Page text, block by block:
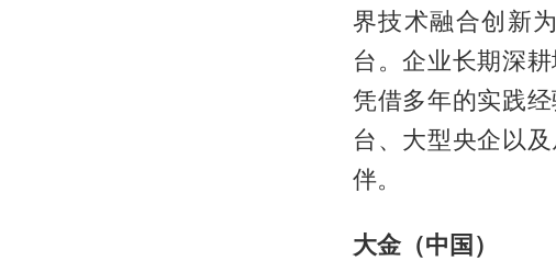
界技术融合创新
台。企业长期深
凭借多年的实践
台、大型央企以
伴。
大金（中国）